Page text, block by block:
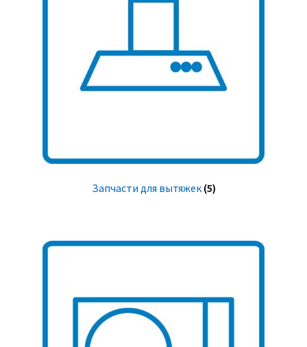
Запчасти для вытяжек (5)